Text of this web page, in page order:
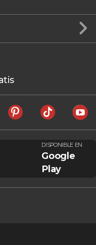
DISPONIBLE EN
Google
Play